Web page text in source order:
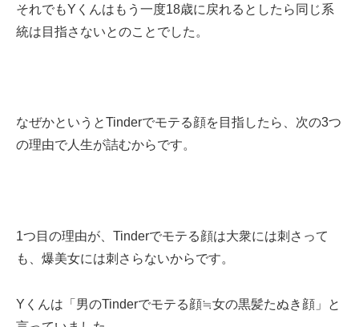
それでもYくんはもう一度18歳に戻れるとしたら同じ系
統は目指さないとのことでした。
なぜかというとTinderでモテる顔を目指したら、次の3つ
の理由で人生が詰むからです。
1つ目の理由が、Tinderでモテる顔は大衆には刺さって
も、爆美女には刺さらないからです。
Yくんは「男のTinderでモテる顔≒女の黒髪たぬき顔」と